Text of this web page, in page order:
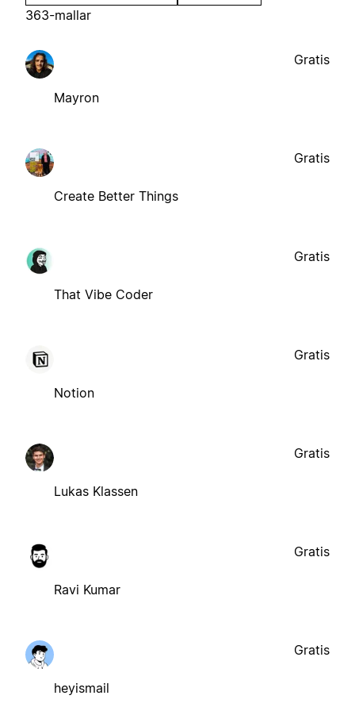
363-mallar
Mayron
Gratis
Create Better Things
Gratis
That Vibe Coder
Gratis
Notion
Gratis
Lukas Klassen
Gratis
Ravi Kumar
Gratis
heyismail
Gratis